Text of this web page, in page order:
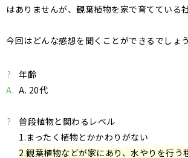
はありませんが、観葉植物を家で育てている
今回はどんな感想を聞くことができるでしょう
?
年齢
A. A. 20代
?
普段植物と関わるレベル
1.まったく植物とかかわりがない
2.観葉植物などが家にあり、水やりを行う